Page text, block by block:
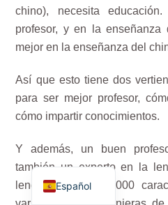
chino), necesita
profesor, y en la
mejor en la enseñanza del
Así que esto tiene dos
para ser mejor profesor,
cómo impartir conocimientos.
Y además, un buen
también un experto en la
lengua y unos 10.000
Español
English
Русский
Français